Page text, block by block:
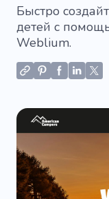
Быстро
детей с
Weblium.